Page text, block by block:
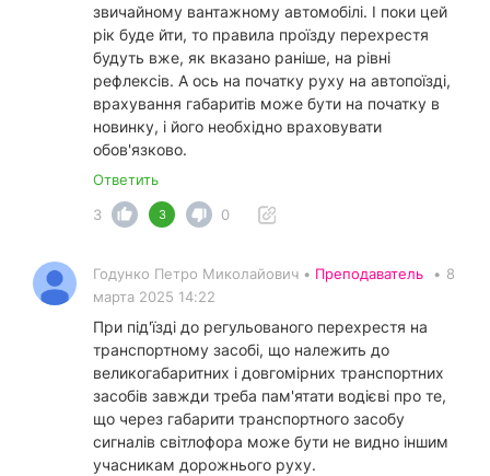
звичайному вантажному автомобілі. І поки цей
рік буде йти, то правила проїзду перехрестя
будуть вже, як вказано раніше, на рівні
рефлексів. А ось на початку руху на автопоїзді,
врахування габаритів може бути на початку в
новинку, і його необхідно враховувати
обов'язково.
Ответить
3
3 0
Годунко Петро Миколайович • Преподаватель • 8
марта 2025 14:22
При під'їзді до регульованого перехрестя на
транспортному засобі, що належить до
великогабаритних і довгомірних транспортних
засобів завжди треба пам'ятати водієві про те,
що через габарити транспортного засобу
сигналів світлофора може бути не видно іншим
учасникам дорожнього руху.